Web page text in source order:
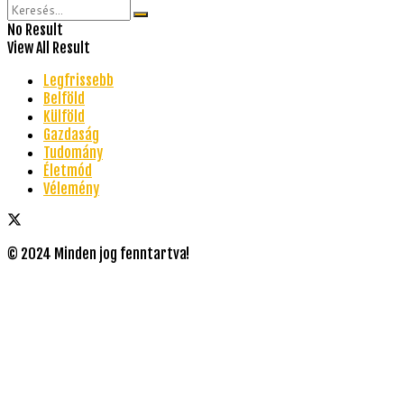
No Result
View All Result
Legfrissebb
Belföld
Külföld
Gazdaság
Tudomány
Életmód
Vélemény
© 2024 Minden jog fenntartva!